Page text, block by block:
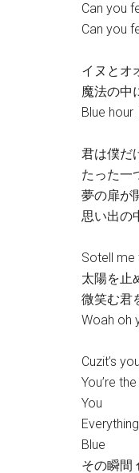
Can you
Can you
イヌとオ
魔法の中
Blue hour
君は僕だ
たった一
夢の扉が
思い出の
Sotell
太陽を止
微笑む君
Woah oh
Cuzit’s you
You’re
You
Blue
その瞬間